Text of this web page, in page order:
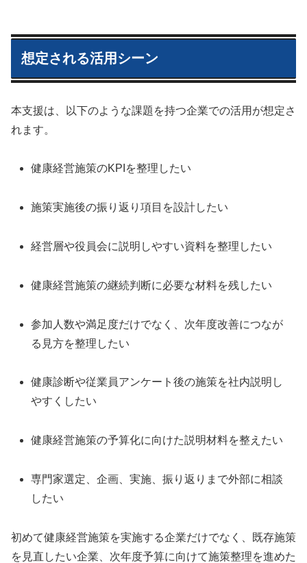
想定される活用シーン
本支援は、以下のような課題を持つ企業での活用が想定さ
れます。
健康経営施策のKPIを整理したい
施策実施後の振り返り項目を設計したい
経営層や役員会に説明しやすい資料を整理したい
健康経営施策の継続判断に必要な材料を残したい
参加人数や満足度だけでなく、次年度改善につなが
る見方を整理したい
健康診断や従業員アンケート後の施策を社内説明し
やすくしたい
健康経営施策の予算化に向けた説明材料を整えたい
専門家選定、企画、実施、振り返りまで外部に相談
したい
初めて健康経営施策を実施する企業だけでなく、既存施策
を見直したい企業、次年度予算に向けて施策整理を進めた